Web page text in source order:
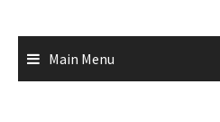
Main Menu